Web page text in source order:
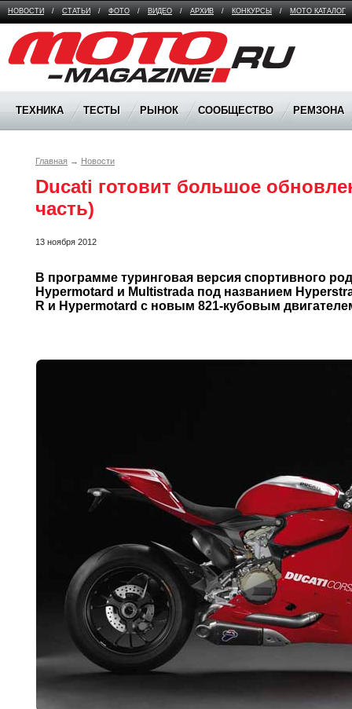
НОВОСТИ / СТАТЬИ / ФОТО / ВИДЕО / АРХИВ / КОНКУРСЫ / МОТО КАТАЛОГ
Moto Magazine
ТЕХНИКА ТЕСТЫ РЫНОК СООБЩЕСТВО РЕМЗОНА
Главная → Новости
Ducati готовит большое
часть)
13 ноября 2012
В программе туринговая версия спортивного
Hypermotard и Multistrada под названием
R и Hypermotard с новым 821-кубовым